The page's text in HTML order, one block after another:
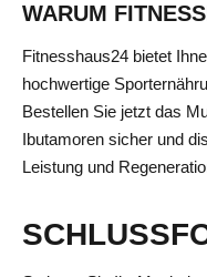
WARUM
Fitnesshaus24 bietet
hochwertige
Bestellen Sie jetzt das
Ibutamoren sicher und
Leistung und